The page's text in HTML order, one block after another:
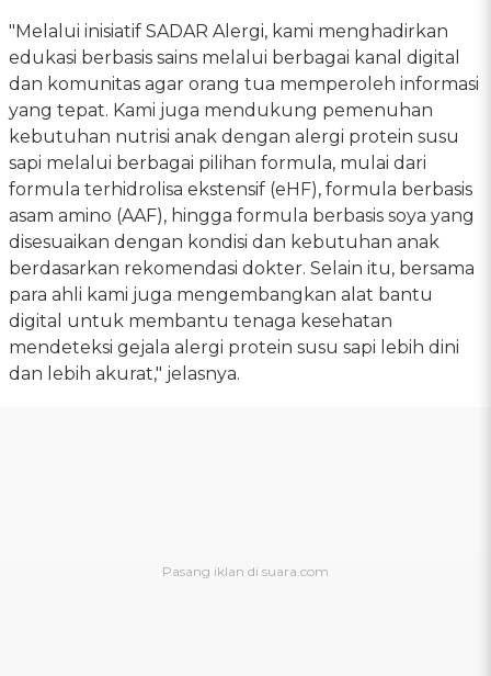
"Melalui inisiatif SADAR Alergi, kami menghadirkan
edukasi berbasis sains melalui berbagai kanal digital
dan komunitas agar orang tua memperoleh informasi
yang tepat. Kami juga mendukung pemenuhan
kebutuhan nutrisi anak dengan alergi protein susu
sapi melalui berbagai pilihan formula, mulai dari
formula terhidrolisa ekstensif (eHF), formula berbasis
asam amino (AAF), hingga formula berbasis soya yang
disesuaikan dengan kondisi dan kebutuhan anak
berdasarkan rekomendasi dokter. Selain itu, bersama
para ahli kami juga mengembangkan alat bantu
digital untuk membantu tenaga kesehatan
mendeteksi gejala alergi protein susu sapi lebih dini
dan lebih akurat," jelasnya.